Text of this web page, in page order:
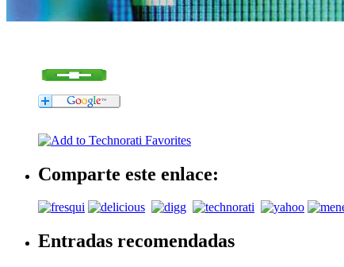
Comparte este enlace:
Entradas recomendadas